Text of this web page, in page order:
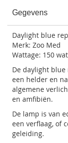
Gegevens
Daylight blue
Merk: Zoo Med
Wattage: 150
De daylight
een helder en
algemene
en amfibiën.
De lamp is van
een verflaag, of
geleiding.